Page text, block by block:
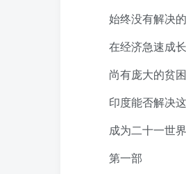
始终没有解决
在经济急速成
尚有庞大的贫
印度能否解决
成为二十一世
第一部